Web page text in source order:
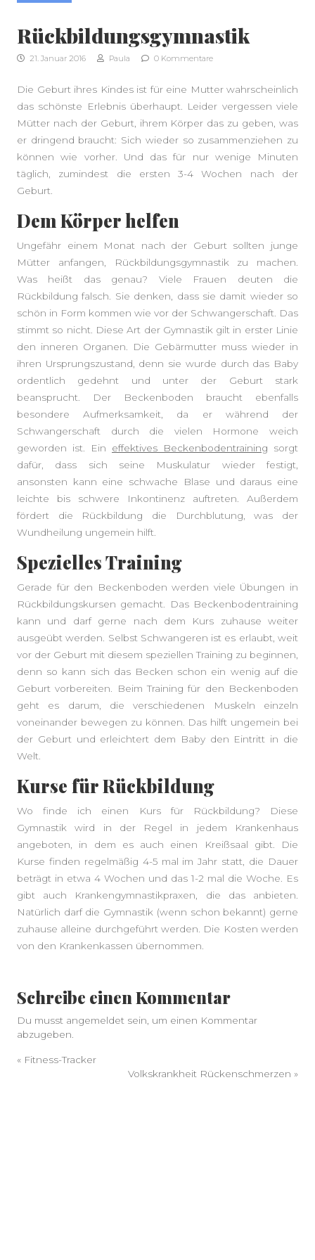
Rückbildungsgymnastik
21. Januar 2016 Paula 0 Kommentare
Die Geburt ihres Kindes ist für eine Mutter wahrscheinlich
das schönste Erlebnis überhaupt. Leider vergessen viele
Mütter nach der Geburt, ihrem Körper das zu geben, was
er dringend braucht: Sich wieder so zusammenziehen zu
können wie vorher. Und das für nur wenige Minuten
täglich, zumindest die ersten 3-4 Wochen nach der
Geburt.
Dem Körper helfen
Ungefähr einem Monat nach der Geburt sollten junge
Mütter anfangen, Rückbildungsgymnastik zu machen.
Was heißt das genau? Viele Frauen deuten die
Rückbildung falsch. Sie denken, dass sie damit wieder so
schön in Form kommen wie vor der Schwangerschaft. Das
stimmt so nicht. Diese Art der Gymnastik gilt in erster Linie
den inneren Organen. Die Gebärmutter muss wieder in
ihren Ursprungszustand, denn sie wurde durch das Baby
ordentlich gedehnt und unter der Geburt stark
beansprucht. Der Beckenboden braucht ebenfalls
besondere Aufmerksamkeit, da er während der
Schwangerschaft durch die vielen Hormone weich
geworden ist. Ein effektives Beckenbodentraining sorgt
dafür, dass sich seine Muskulatur wieder festigt,
ansonsten kann eine schwache Blase und daraus eine
leichte bis schwere Inkontinenz auftreten. Außerdem
fördert die Rückbildung die Durchblutung, was der
Wundheilung ungemein hilft.
Spezielles Training
Gerade für den Beckenboden werden viele Übungen in
Rückbildungskursen gemacht. Das Beckenbodentraining
kann und darf gerne nach dem Kurs zuhause weiter
ausgeübt werden. Selbst Schwangeren ist es erlaubt, weit
vor der Geburt mit diesem speziellen Training zu beginnen,
denn so kann sich das Becken schon ein wenig auf die
Geburt vorbereiten. Beim Training für den Beckenboden
geht es darum, die verschiedenen Muskeln einzeln
voneinander bewegen zu können. Das hilft ungemein bei
der Geburt und erleichtert dem Baby den Eintritt in die
Welt.
Kurse für Rückbildung
Wo finde ich einen Kurs für Rückbildung? Diese
Gymnastik wird in der Regel in jedem Krankenhaus
angeboten, in dem es auch einen Kreißsaal gibt. Die
Kurse finden regelmäßig 4-5 mal im Jahr statt, die Dauer
beträgt in etwa 4 Wochen und das 1-2 mal die Woche. Es
gibt auch Krankengymnastikpraxen, die das anbieten.
Natürlich darf die Gymnastik (wenn schon bekannt) gerne
zuhause alleine durchgeführt werden. Die Kosten werden
von den Krankenkassen übernommen.
Schreibe einen Kommentar
Du musst angemeldet sein, um einen Kommentar
abzugeben.
« Fitness-Tracker
Volkskrankheit Rückenschmerzen »
SEITENLEISTE